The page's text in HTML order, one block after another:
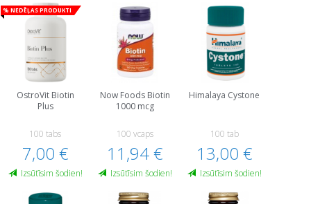
% Nedēļas produkti
OstroVit Biotin
Plus
100 tabs
7,00 €
Izsūtīsim šodien!
Now Foods Biotin
1000 mcg
100 vcaps
11,94 €
Izsūtīsim šodien!
Himalaya Cystone
100 tab
13,00 €
Izsūtīsim šodien!